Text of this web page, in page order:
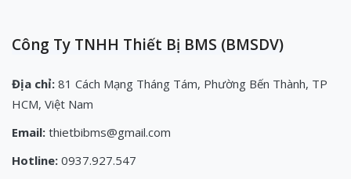
Công Ty TNHH Thiết Bị BMS (BMSDV)
Địa chỉ: 81 Cách Mạng Tháng Tám, Phường Bến Thành, TP
HCM, Việt Nam
Email: thietbibms@gmail.com
Hotline: 0937.927.547